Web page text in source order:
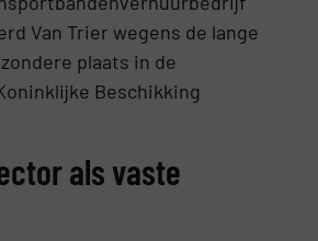
Van Trier wegens de lange
plaats in de
Beschikking
als vaste